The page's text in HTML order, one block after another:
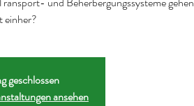
geschlossen
ansehen